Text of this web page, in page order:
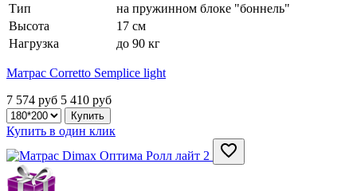
Тип
на пружинном блоке "боннель"
Высота
17 см
Нагрузка
до 90 кг
Матрас Corretto Semplice light
7 574 руб 5 410 руб
Купить в один клик